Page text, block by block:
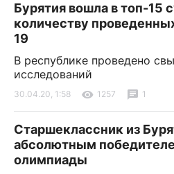
Бурятия вошла в топ-15
количеству
19
В республике проведено
исследований
30.04.20, 1:58 1257 1
Старшеклассник из
абсолютным
олимпиады